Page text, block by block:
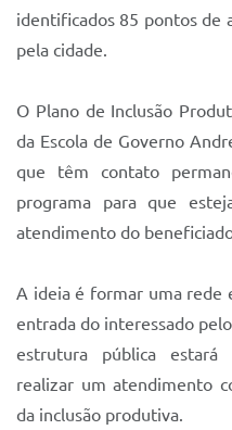
identificados 85 pontos de
pela cidade.
O Plano de Inclusão
da Escola de Governo
que têm contato
programa para que
atendimento do
A ideia é formar uma rede
entrada do interessado
estrutura pública estará
realizar um atendimento
da inclusão produtiva.